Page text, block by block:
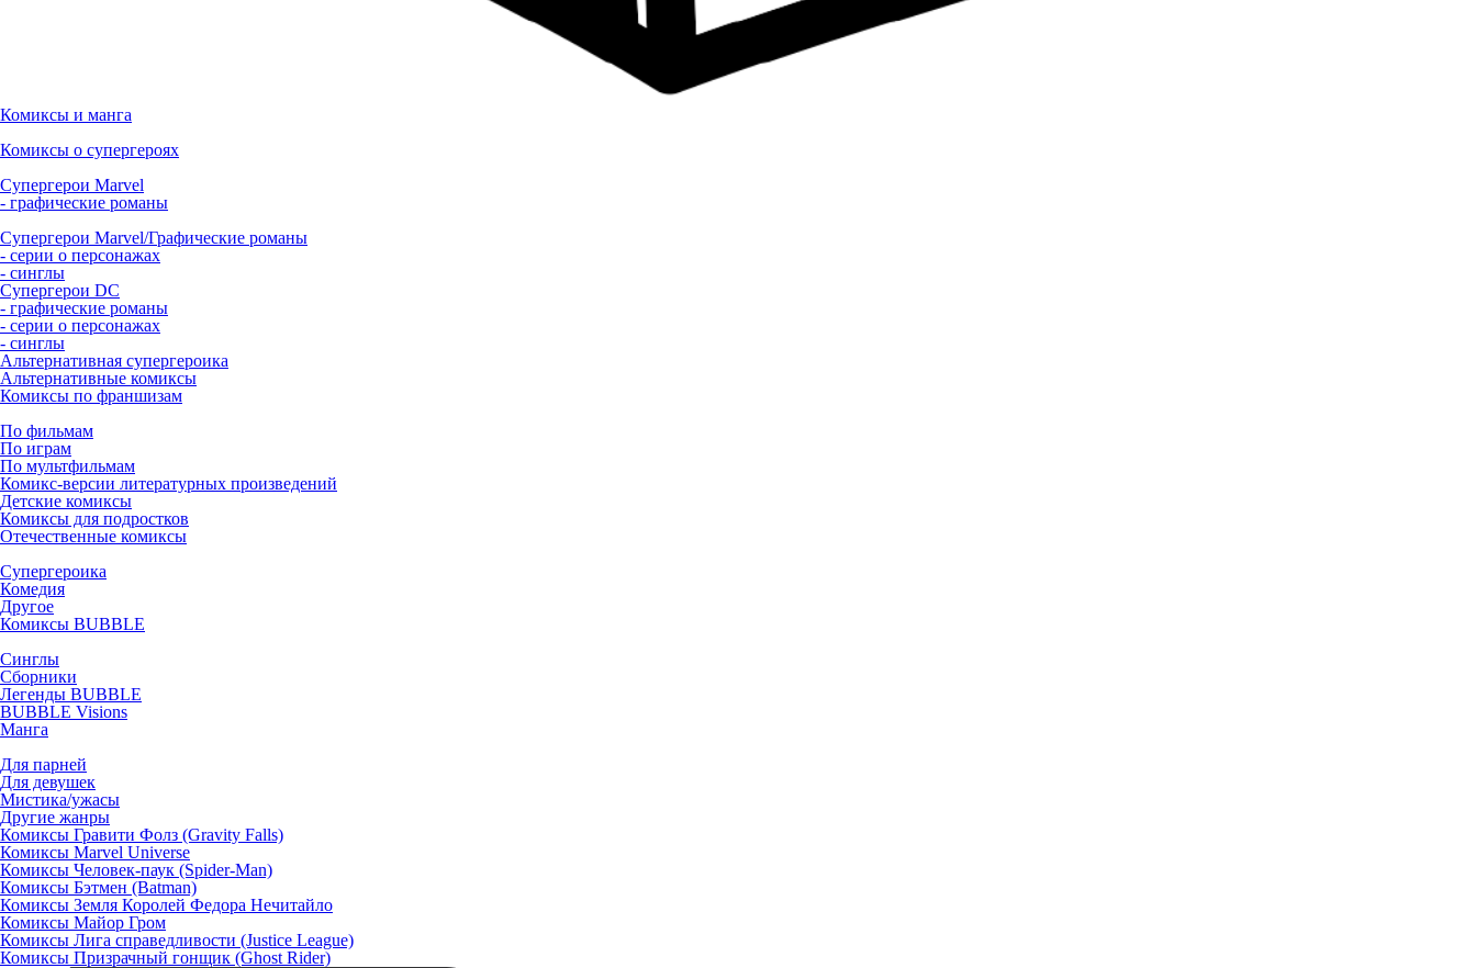
Комиксы и манга
Комиксы о супергероях
Супергерои Marvel
- графические романы
Супергерои Marvel/Графические романы
- серии о персонажах
- синглы
Супергерои DC
- графические романы
- серии о персонажах
- синглы
Альтернативная супергероика
Альтернативные комиксы
Комиксы по франшизам
По фильмам
По играм
По мультфильмам
Комикс-версии литературных произведений
Детские комиксы
Комиксы для подростков
Отечественные комиксы
Супергероика
Комедия
Другое
Комиксы BUBBLE
Синглы
Сборники
Легенды BUBBLE
BUBBLE Visions
Манга
Для парней
Для девушек
Мистика/ужасы
Другие жанры
Комиксы Гравити Фолз (Gravity Falls)
Комиксы Marvel Universe
Комиксы Человек-паук (Spider-Man)
Комиксы Бэтмен (Batman)
Комиксы Земля Королей Федора Нечитайло
Комиксы Майор Гром
Комиксы Лига справедливости (Justice League)
Комиксы Призрачный гонщик (Ghost Rider)